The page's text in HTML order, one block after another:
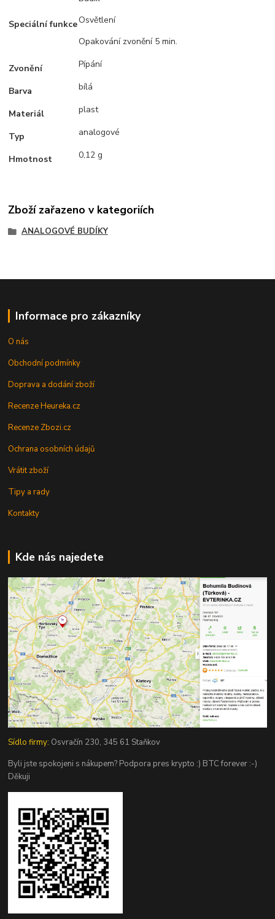
Speciální funkceOsvětlení
Opakování zvonění 5 min.
Zvonění Pípání
Barva bílá
Materiál plast
Typ analogové
Hmotnost 0,12 g
Zboží zařazeno v kategoriích
ANALOGOVÉ BUDÍKY
Informace pro zákazníky
O nás
Obchodní podmínky
Doprava a dodání zboží
Recenze Heureka.cz
Recenze Zbozi.cz
Ochrana osobních údajů
Vrátit zboží
Tipy a rady
Kontakty
Kde nás najedete
Sídlo firmy: Osvračín 230, 345 61 Staňkov
Byli jste spokojeni s nákupem? Podpora pres krypto :) BTC forever :-)
Děkuji